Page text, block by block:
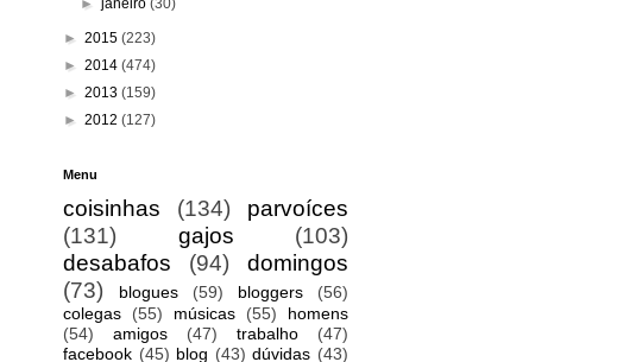
► 2015 (223)
► 2014 (474)
► 2013 (159)
► 2012 (127)
Menu
coisinhas (134)
parvoíces
(131)
gajos
(103)
desabafos
(94)
domingos
(73)
blogues (59) bloggers
(56)
colegas
(55) músicas (55)
homens
(54)
amigos (47) trabalho
(47)
facebook (45) blog (43) dúvidas (43)